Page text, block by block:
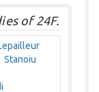
of 24F.
Stanoiu